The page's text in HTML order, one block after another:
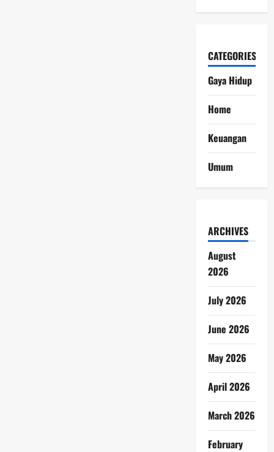
CATEGORIES
Gaya Hidup
Home
Keuangan
Umum
ARCHIVES
August
2026
July 2026
June 2026
May 2026
April 2026
March 2026
February